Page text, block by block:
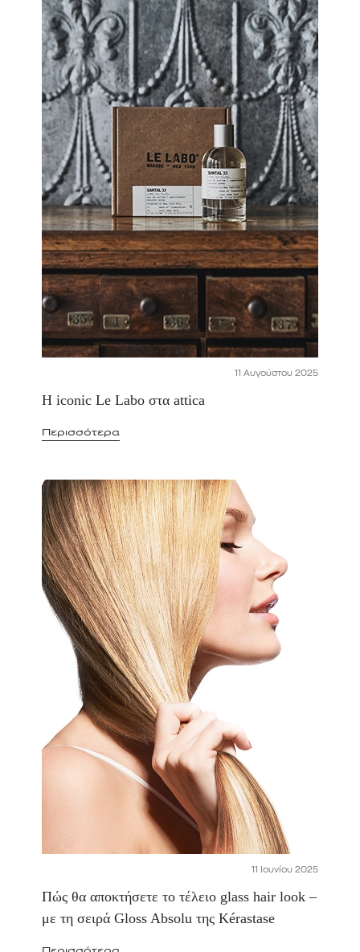
11 Αυγούστου 2025
Η iconic Le Labo στα attica
Περισσότερα
11 Ιουνίου 2025
Πώς θα αποκτήσετε το τέλειο glass hair look –
με τη σειρά Gloss Absolu της Kérastase